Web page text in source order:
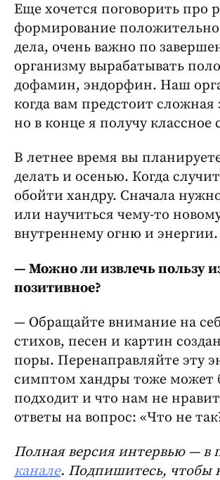
Еще хочется поговорить про
формирование
дела, очень важно по
организму вырабатывать
дофамин, эндорфин. Наш
когда вам предстоит сложная
но в конце я получу классное
В летнее время вы
делать и осенью. Когда
обойти хандру. Сначала
или научиться чему-то
внутреннему огню и энергии.
— Можно ли извлечь пользу
позитивное?
— Обращайте внимание на
стихов, песен и картин
поры. Перенаправляйте эту
симптом хандры тоже может
подходит и что нам не
ответы на вопрос: «Что не
Полная версия интервью — в
канале. Подпишитесь, чтобы